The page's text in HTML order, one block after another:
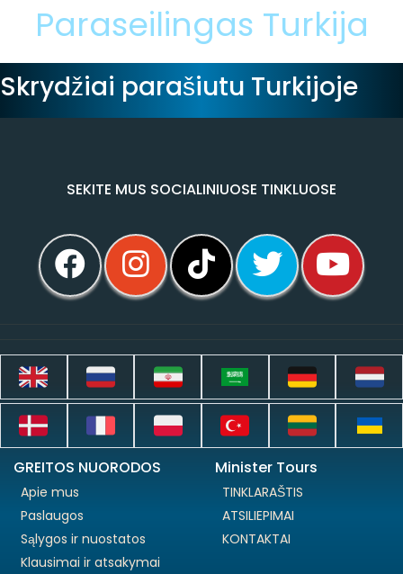
Paraseilingas Turkija
Skrydžiai parašiutu Turkijoje
SEKITE MUS SOCIALINIUOSE TINKLUOSE
GREITOS NUORODOS
Apie mus
Paslaugos
Sąlygos ir nuostatos
Klausimai ir atsakymai
Minister Tours
TINKLARAŠTIS
ATSILIEPIMAI
KONTAKTAI